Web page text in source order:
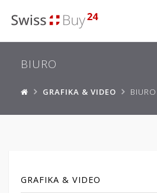
BIURO
GRAFIKA & VIDEO BIURO
GRAFIKA & VIDEO